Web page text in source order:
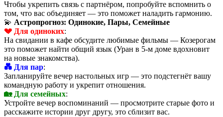
Чтобы укрепить связь с партнёром, попробуйте вспомнить о
том, что вас объединяет — это поможет наладить гармонию.
💫 Астропрогноз: Одинокие, Пары, Семейные
💔 Для одиноких:
На свидании в кафе обсудите любимые фильмы — Козерогам
это поможет найти общий язык (Уран в 5-м доме вдохновит
на новые знакомства).
💑 Для пар:
Запланируйте вечер настольных игр — это подстегнёт вашу
командную работу и укрепит отношения.
🏡 Для семейных:
Устройте вечер воспоминаний — просмотрите старые фото и
расскажите истории друг другу, это сблизит вас.